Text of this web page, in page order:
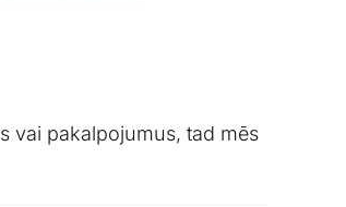
vai pakalpojumus, tad mēs